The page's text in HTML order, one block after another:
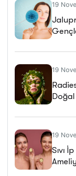
19
19
19
Sıvı